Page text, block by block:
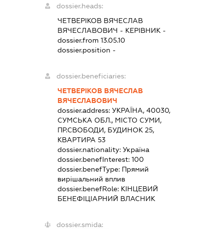
dossier.heads:
ЧЕТВЕРІКОВ ВЯЧЕСЛАВ
ВЯЧЕСЛАВОВИЧ - КЕРІВНИК -
dossier.from 13.05.10
dossier.position -
dossier.beneficiaries:
ЧЕТВЕРІКОВ ВЯЧЕСЛАВ
ВЯЧЕСЛАВОВИЧ
dossier.address: УКРАЇНА, 40030,
СУМСЬКА ОБЛ., МІСТО СУМИ,
ПР.СВОБОДИ, БУДИНОК 25,
КВАРТИРА 53
dossier.nationality: Україна
dossier.benefInterest: 100
dossier.benefType: Прямий
вирішальний вплив
dossier.benefRole: КІНЦЕВИЙ
БЕНЕФІЦІАРНИЙ ВЛАСНИК
dossier.smida: